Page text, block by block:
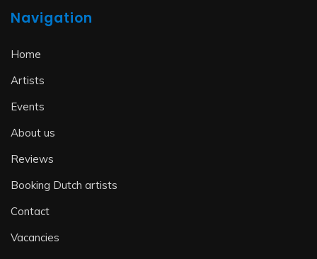
Navigation
Home
Artists
Events
About us
Reviews
Booking Dutch artists
Contact
Vacancies